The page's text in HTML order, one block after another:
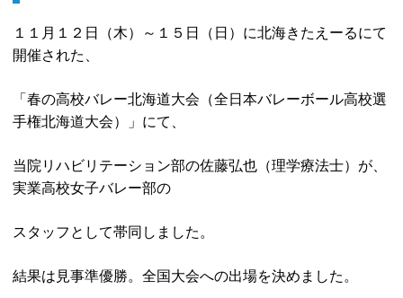
三次元動作解析
１１月１２日（木）～１５日（日）に北海きたえーるにて
開催された、
「春の高校バレー北海道大会（全日本バレーボール高校選
手権北海道大会）」にて、
当院リハビリテーション部の佐藤弘也（理学療法士）が、
実業高校女子バレー部の
スタッフとして帯同しました。
結果は見事準優勝。全国大会への出場を決めました。